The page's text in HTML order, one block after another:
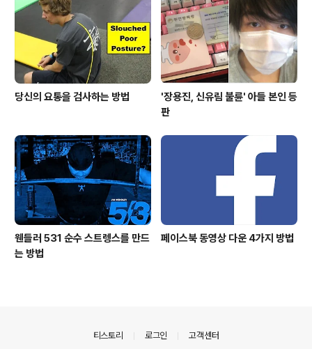
당신의 요통을 검사하는 방법
'장용진, 신유림 불륜' 아들 본인 등
판
웬들러 531 순수 스트렝스를 만드
는 방법
페이스북 동영상 다운 4가지 방법
티스토리 로그인 고객센터